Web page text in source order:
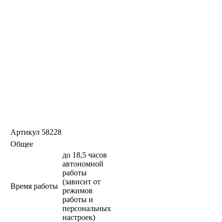
Артикул 58228
Общее
Время работы
до 18,5 часов
автономной
работы
(зависит от
режимов
работы и
персональных
настроек)